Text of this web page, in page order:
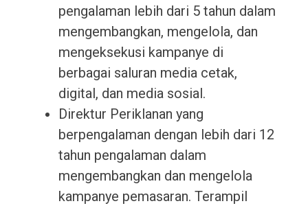
pengalaman lebih dari 5 tahun dalam
mengembangkan, mengelola, dan
mengeksekusi kampanye di
berbagai saluran media cetak,
digital, dan media sosial.
Direktur Periklanan yang
berpengalaman dengan lebih dari 12
tahun pengalaman dalam
mengembangkan dan mengelola
kampanye pemasaran. Terampil